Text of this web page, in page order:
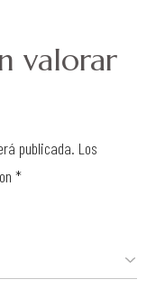
valorar
publicada. Los
*